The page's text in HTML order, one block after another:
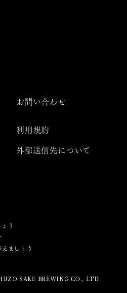
お問い合わせ
利用規約
外部送信先について
う
ましょう
SAKE BREWING CO., LTD.